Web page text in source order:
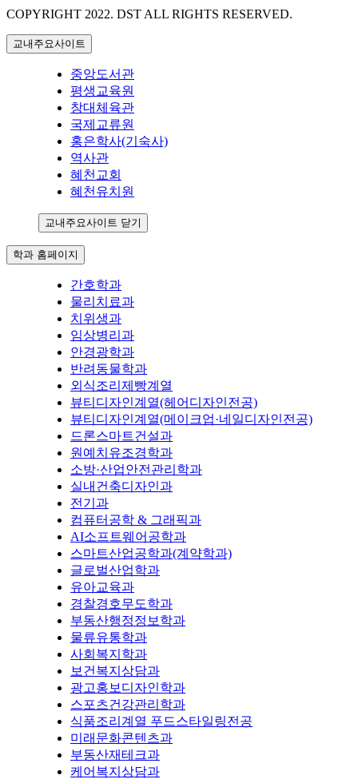
COPYRIGHT 2022. DST ALL RIGHTS RESERVED.
교내주요사이트
중앙도서관
평생교육원
창대체육관
국제교류원
홍은학사(기숙사)
역사관
혜천교회
혜천유치원
교내주요사이트 닫기
학과 홈페이지
간호학과
물리치료과
치위생과
임상병리과
안경광학과
반려동물학과
외식조리제빵계열
뷰티디자인계열(헤어디자인전공)
뷰티디자인계열(메이크업·네일디자인전공)
드론스마트건설과
원예치유조경학과
소방·산업안전관리학과
실내건축디자인과
전기과
컴퓨터공학 & 그래픽과
AI소프트웨어공학과
스마트산업공학과(계약학과)
글로벌산업학과
유아교육과
경찰경호무도학과
부동산행정정보학과
물류유통학과
사회복지학과
보건복지상담과
광고홍보디자인학과
스포츠건강관리학과
식품조리계열 푸드스타일링전공
미래문화콘텐츠과
부동산재테크과
케어복지상담과